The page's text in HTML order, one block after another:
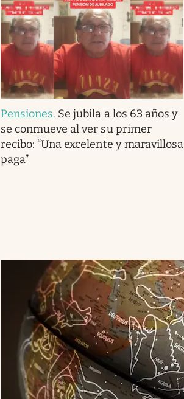
Pensiones. Se jubila a los 63 años y
se conmueve al ver su primer
recibo: “Una excelente y maravillosa
paga”